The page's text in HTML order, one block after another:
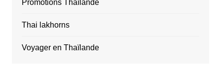
Promotions Thaïlande
Thai lakhorns
Voyager en Thaïlande